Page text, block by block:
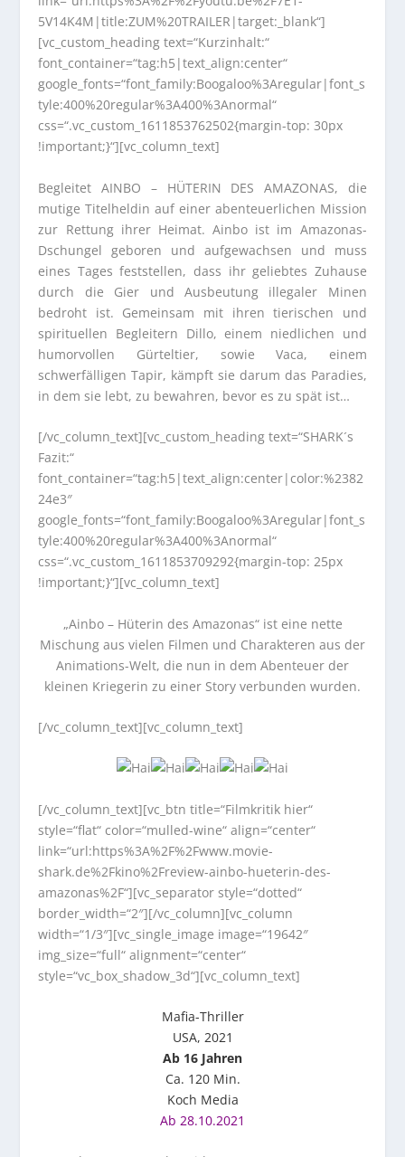
5V14K4M|title:ZUM%20TRAILER|target:_blank“]
[vc_custom_heading text=“Kurzinhalt:“
font_container=“tag:h5|text_align:center“
google_fonts=“font_family:Boogaloo%3Aregular|font_s
tyle:400%20regular%3A400%3Anormal“
css=“.vc_custom_1611853762502{margin-top: 30px
!important;}“][vc_column_text]
Begleitet AINBO – HÜTERIN DES AMAZONAS, die
mutige Titelheldin auf einer abenteuerlichen Mission
zur Rettung ihrer Heimat. Ainbo ist im Amazonas-
Dschungel geboren und aufgewachsen und muss
eines Tages feststellen, dass ihr geliebtes Zuhause
durch die Gier und Ausbeutung illegaler Minen
bedroht ist. Gemeinsam mit ihren tierischen und
spirituellen Begleitern Dillo, einem niedlichen und
humorvollen Gürteltier, sowie Vaca, einem
schwerfälligen Tapir, kämpft sie darum das Paradies,
in dem sie lebt, zu bewahren, bevor es zu spät ist…
[/vc_column_text][vc_custom_heading text=“SHARK´s
Fazit:“
font_container=“tag:h5|text_align:center|color:%2382
24e3″
google_fonts=“font_family:Boogaloo%3Aregular|font_s
tyle:400%20regular%3A400%3Anormal“
css=“.vc_custom_1611853709292{margin-top: 25px
!important;}“][vc_column_text]
„Ainbo – Hüterin des Amazonas“ ist eine nette
Mischung aus vielen Filmen und Charakteren aus der
Animations-Welt, die nun in dem Abenteuer der
kleinen Kriegerin zu einer Story verbunden wurden.
[/vc_column_text][vc_column_text]
[/vc_column_text][vc_btn title=“Filmkritik hier“
style=“flat“ color=“mulled-wine“ align=“center“
link=“url:https%3A%2F%2Fwww.movie-
shark.de%2Fkino%2Freview-ainbo-hueterin-des-
amazonas%2F“][vc_separator style=“dotted“
border_width=“2″][/vc_column][vc_column
width=“1/3″][vc_single_image image=“19642″
img_size=“full“ alignment=“center“
style=“vc_box_shadow_3d“][vc_column_text]
Mafia-Thriller
USA, 2021
Ab 16 Jahren
Ca. 120 Min.
Koch Media
Ab 28.10.2021